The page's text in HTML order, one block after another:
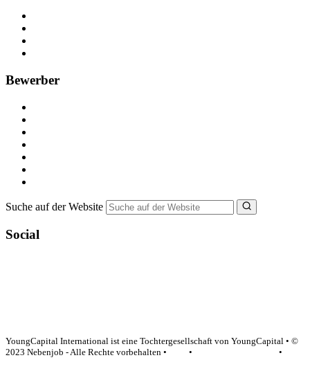
Bewerber
Suche auf der Website
Social
YoungCapital International ist eine Tochtergesellschaft von YoungCapital • ©
2023 Nebenjob - Alle Rechte vorbehalten •
•
•